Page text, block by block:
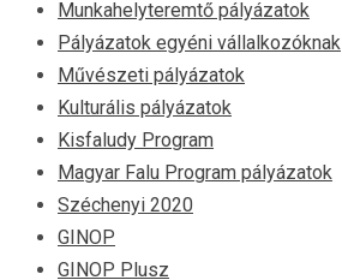
Munkahelyteremtő pályázatok
Pályázatok egyéni vállalkozóknak
Művészeti pályázatok
Kulturális pályázatok
Kisfaludy Program
Magyar Falu Program pályázatok
Széchenyi 2020
GINOP
GINOP Plusz